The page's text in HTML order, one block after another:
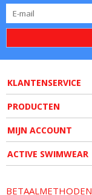
KLANTENSERVICE
PRODUCTEN
MIJN ACCOUNT
ACTIVE SWIMWEAR
BETAALMETHODEN